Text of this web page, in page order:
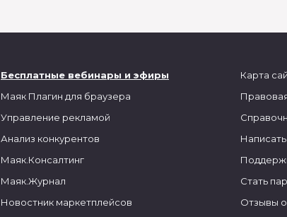
Бесплатные вебинары и эфиры
Маяк Плагин для браузера
Управление рекламой
Анализ конкурентов
Маяк.Консалтинг
Маяк.Журнал
Новостник маркетплейсов
Карта
Стать
Отзывы